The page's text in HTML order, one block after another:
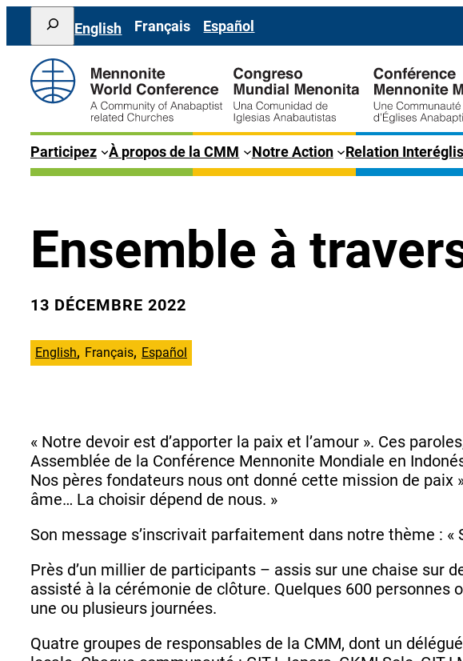
Aller
contenu
Search
English Français Español
Participez À propos de la CMM Notre Action Relation
Ensemble à
13 DÉCEMBRE 2022
English Français Español
« Notre devoir est d’apporter la paix et l’amour ». Ces
Assemblée de la Conférence Mennonite Mondiale en
Nos pères fondateurs nous ont donné cette mission de paix
âme… La choisir dépend de nous. »
Son message s’inscrivait parfaitement dans notre thème :
Près d’un millier de participants – assis sur une chaise sur
assisté à la cérémonie de clôture. Quelques 600
une ou plusieurs journées.
Quatre groupes de responsables de la CMM, dont un